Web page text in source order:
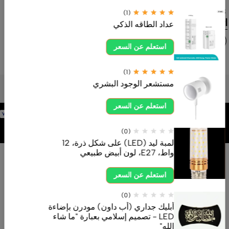
(1)
عداد الطاقه الذكي
استعلم عن السعر
(1)
مستشعر الوجود البشري
استعلم عن السعر
(0)
لمبة ليد (LED) على شكل ذرة، 12
واط، E27، لون أبيض طبيعي
استعلم عن السعر
(0)
أبليك جداري (أب داون) مودرن بإضاءة
LED - تصميم إسلامي بعبارة "ما شاء
الله"
0554605558
اتصل بنا الآن
برمجة وتطوير
شركة